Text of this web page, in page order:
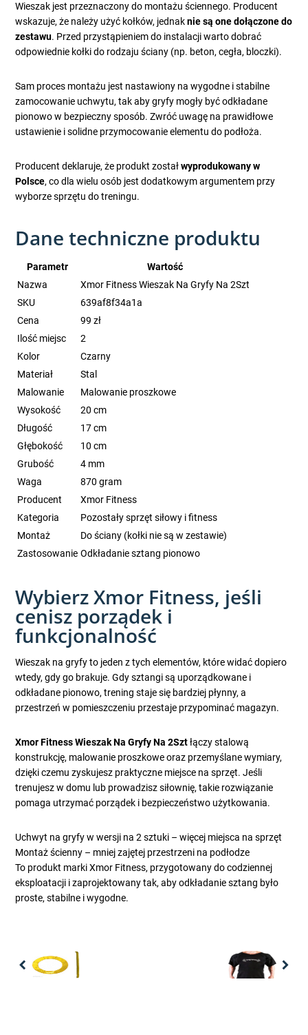
Wieszak jest przeznaczony do montażu ściennego. Producent
wskazuje, że należy użyć kołków, jednaknie są one dołączone do
zestawu. Przed przystąpieniem do instalacji warto dobrać
odpowiednie kołki do rodzaju ściany (np. beton, cegła, bloczki).
Sam proces montażu jest nastawiony na wygodne i stabilne
zamocowanie uchwytu, tak aby gryfy mogły być odkładane
pionowo w bezpieczny sposób. Zwróć uwagę na prawidłowe
ustawienie i solidne przymocowanie elementu do podłoża.
Producent deklaruje, że produkt zostałwyprodukowany w
Polsce, co dla wielu osób jest dodatkowym argumentem przy
wyborze sprzętu do treningu.
Dane techniczne produktu
Parametr
Wartość
Nazwa
Xmor Fitness Wieszak Na Gryfy Na 2Szt
SKU
639af8f34a1a
Cena
99 zł
Ilość miejsc
2
Kolor
Czarny
Materiał
Stal
Malowanie
Malowanie proszkowe
Wysokość
20 cm
Długość
17 cm
Głębokość
10 cm
Grubość
4 mm
Waga
870 gram
Producent
Xmor Fitness
Kategoria
Pozostały sprzęt siłowy i fitness
Montaż
Do ściany (kołki nie są w zestawie)
Zastosowanie Odkładanie sztang pionowo
Wybierz Xmor Fitness, jeśli
cenisz porządek i
funkcjonalność
Wieszak na gryfy to jeden z tych elementów, które widać dopiero
wtedy, gdy go brakuje. Gdy sztangi są uporządkowane i
odkładane pionowo, trening staje się bardziej płynny, a
przestrzeń w pomieszczeniu przestaje przypominać magazyn.
Xmor Fitness Wieszak Na Gryfy Na 2Sztłączy stalową
konstrukcję, malowanie proszkowe oraz przemyślane wymiary,
dzięki czemu zyskujesz praktyczne miejsce na sprzęt. Jeśli
trenujesz w domu lub prowadzisz siłownię, takie rozwiązanie
pomaga utrzymać porządek i bezpieczeństwo użytkowania.
Uchwyt na gryfy w wersji na 2 sztuki – więcej miejsca na sprzęt
Montaż ścienny – mniej zajętej przestrzeni na podłodze
To produkt marki Xmor Fitness, przygotowany do codziennej
eksploatacji i zaprojektowany tak, aby odkładanie sztang było
proste, stabilne i wygodne.